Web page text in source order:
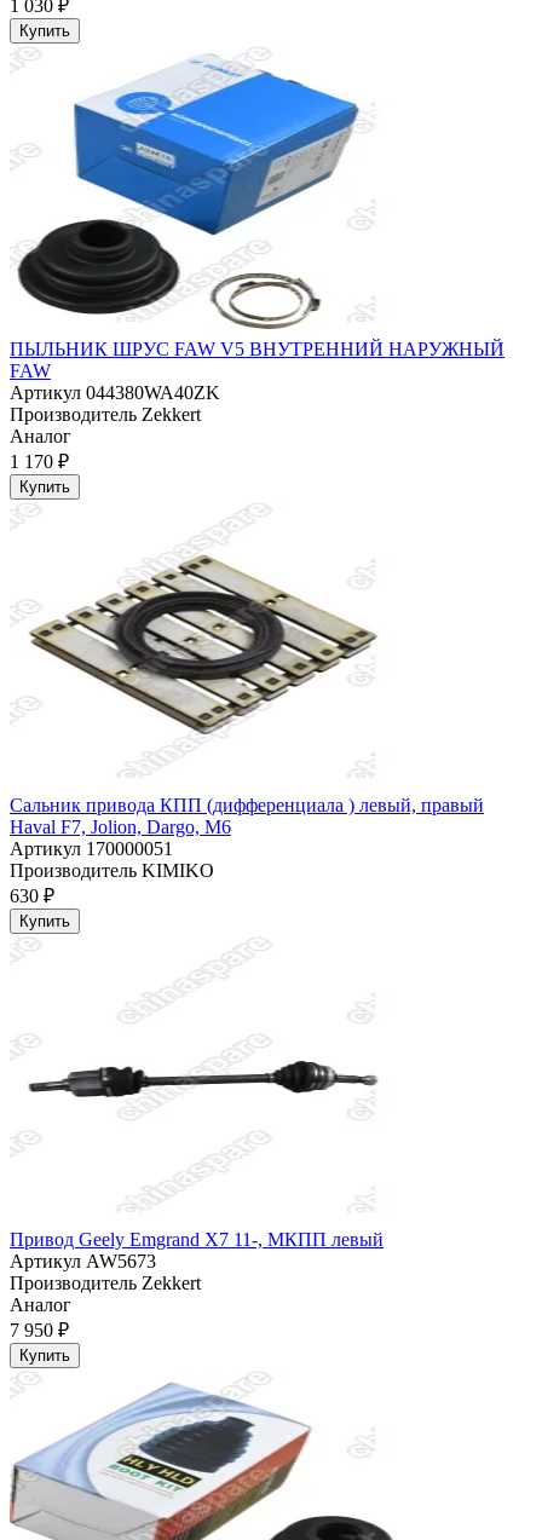
1 030 ₽
Купить
ПЫЛЬНИК ШРУС FAW V5 ВНУТРЕННИЙ НАРУЖНЫЙ
FAW
Артикул 044380WA40ZK
Производитель Zekkert
Аналог
1 170 ₽
Купить
Сальник привода КПП (дифференциала ) левый, правый
Haval F7, Jolion, Dargo, M6
Артикул 170000051
Производитель KIMIKO
630 ₽
Купить
Привод Geely Emgrand X7 11-, МКПП левый
Артикул AW5673
Производитель Zekkert
Аналог
7 950 ₽
Купить